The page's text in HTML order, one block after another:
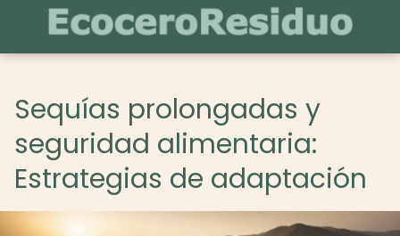
Sequías prolongadas y
seguridad alimentaria:
Estrategias de adaptación